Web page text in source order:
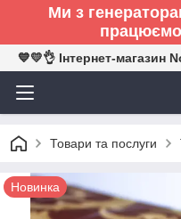
Ми з
працюємо
💙💛👌 Інтернет-магазин
Товари та послуги
Новинка